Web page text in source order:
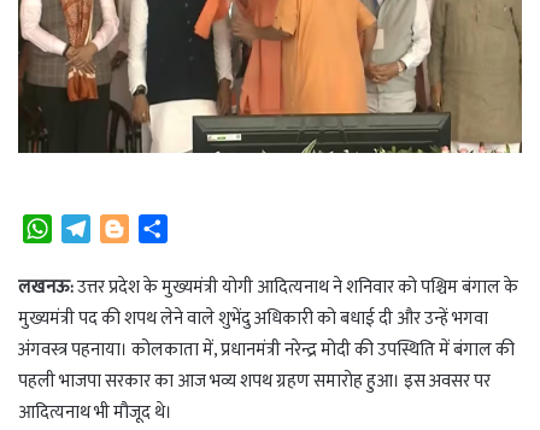
W
a
t
s
A
p
l
e
g
r
a
o
g
g
e
r
a
r
e
लखनऊ:उत्तर प्रदेश के मुख्यमंत्री योगी आदित्यनाथ ने शनिवार को पश्चिम बंगाल के
मुख्यमंत्री पद की शपथ लेने वाले शुभेंदु अधिकारी को बधाई दी और उन्हें भगवा
अंगवस्त्र पहनाया। कोलकाता में, प्रधानमंत्री नरेन्द्र मोदी की उपस्थिति में बंगाल की
पहली भाजपा सरकार का आज भव्य शपथ ग्रहण समारोह हुआ। इस अवसर पर
आदित्यनाथ भी मौजूद थे।